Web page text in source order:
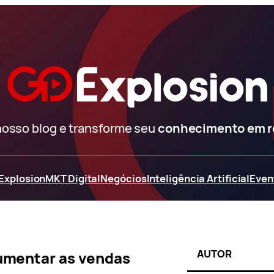
blog e transforme seuconhecimento em
MKT DigitalNegóciosInteligência Artificial
as vendas
AUTOR